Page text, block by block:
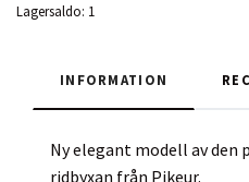
Lagersaldo: 1
INFORMATION
Ny elegant modell av den
ridbyxan från Pikeur.